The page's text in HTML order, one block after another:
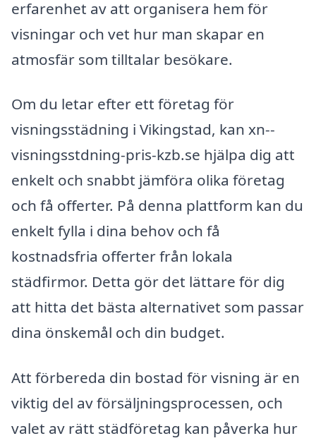
erfarenhet av att organisera hem för
visningar och vet hur man skapar en
atmosfär som tilltalar besökare.
Om du letar efter ett företag för
visningsstädning i Vikingstad, kan xn--
visningsstdning-pris-kzb.se hjälpa dig att
enkelt och snabbt jämföra olika företag
och få offerter. På denna plattform kan du
enkelt fylla i dina behov och få
kostnadsfria offerter från lokala
städfirmor. Detta gör det lättare för dig
att hitta det bästa alternativet som passar
dina önskemål och din budget.
Att förbereda din bostad för visning är en
viktig del av försäljningsprocessen, och
valet av rätt städföretag kan påverka hur